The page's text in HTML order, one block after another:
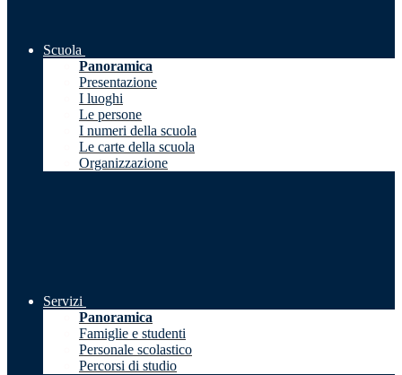
Scuola
Panoramica
Presentazione
I luoghi
Le persone
I numeri della scuola
Le carte della scuola
Organizzazione
Servizi
Panoramica
Famiglie e studenti
Personale scolastico
Percorsi di studio